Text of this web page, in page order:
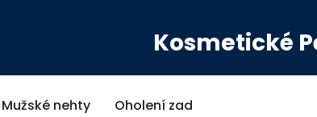
Mužské nehty Oholení zad